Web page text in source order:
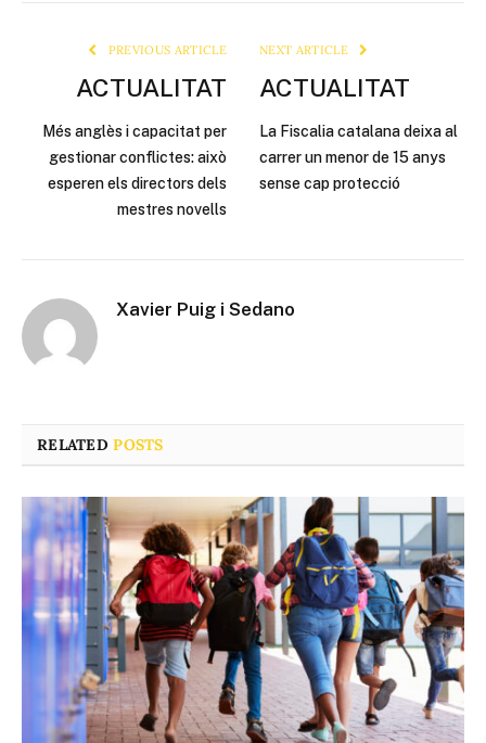
PREVIOUS ARTICLE
ACTUALITAT
Més anglès i capacitat per
gestionar conflictes: això
esperen els directors dels
mestres novells
NEXT ARTICLE
ACTUALITAT
La Fiscalia catalana deixa al
carrer un menor de 15 anys
sense cap protecció
Xavier Puig i Sedano
RELATEDPOSTS